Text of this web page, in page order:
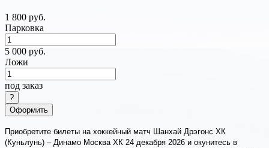
1 800 руб.
Парковка
5 000 руб.
Ложи
под заказ
Оформить
Приобретите билеты на хоккейный матч Шанхай Дрэгонс ХК
(Куньлунь) – Динамо Москва ХК 24 декабря 2026 и окунитесь в